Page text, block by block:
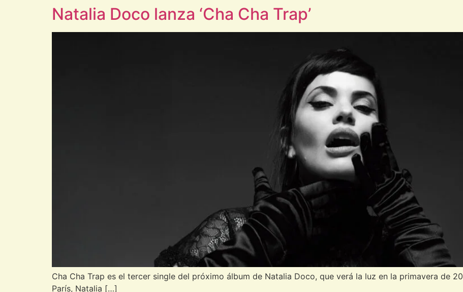
Natalia Doco lanza ‘Cha Cha Trap’
Cha Cha Trap es el tercer single del próximo álbum de Natalia Doco, que verá la luz en la primavera de
París, Natalia […]